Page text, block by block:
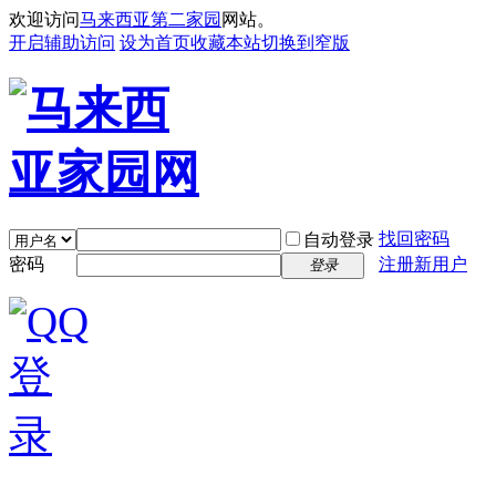
欢迎访问马来西亚第二家园 网站。
开启辅助访问 设为首页收藏本站切换到窄版
自动登录 找回密码
密码
登录 注册新用户